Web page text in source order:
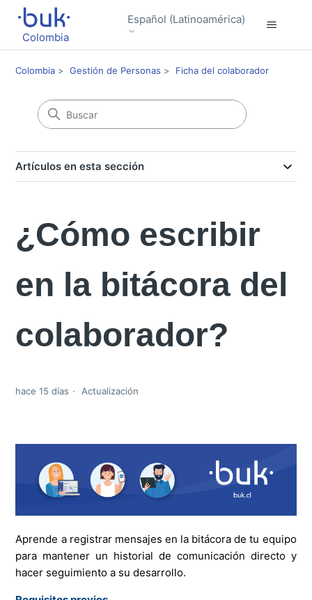
Colombia
Español (Latinoamérica)
Colombia Gestión de Personas Ficha del colaborador
Artículos en esta sección
¿Cómo escribir
en la bitácora del
colaborador?
hace 15 días Actualización
Aprende a registrar mensajes en la bitácora de tu equipo
para mantener un historial de comunicación directo y
hacer seguimiento a su desarrollo.